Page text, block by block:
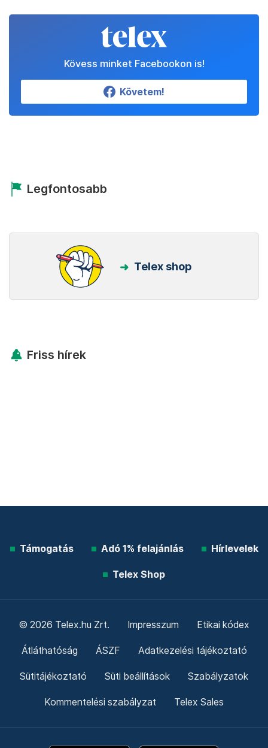
Kövess minket Facebookon is!
Követem!
Legfontosabb
Telex shop
Friss hírek
Támogatás Adó 1% felajánlás Hírlevelek
Telex Shop
© 2026 Telex.hu Zrt. Impresszum Etikai kódex
Átláthatóság ÁSZF Adatkezelési tájékoztató
Sütitájékoztató Süti beállítások Szabályzatok
Kommentelési szabályzat Telex Sales